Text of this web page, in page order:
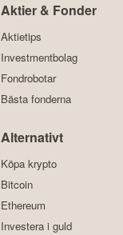
Aktier & Fonder
Aktietips
Investmentbolag
Fondrobotar
Bästa fonderna
Alternativt
Köpa krypto
Bitcoin
Ethereum
Investera i guld